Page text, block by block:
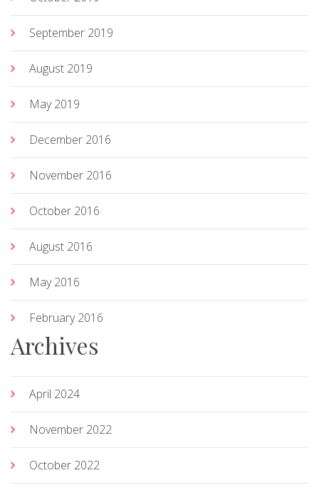
September 2019
August 2019
May 2019
December 2016
November 2016
October 2016
August 2016
May 2016
February 2016
Archives
April 2024
November 2022
October 2022